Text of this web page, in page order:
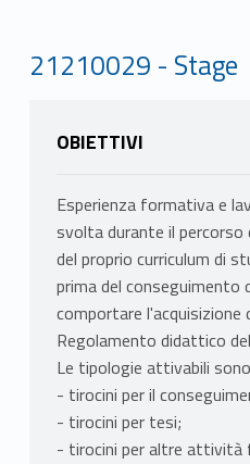
21210029 - Stage
OBIETTIVI
Esperienza formativa e
svolta durante il
del proprio curriculum di
prima del conseguimento
comportare l'acquisizione
Regolamento didattico
Le tipologie attivabili
- tirocini per il
- tirocini per tesi;
- tirocini per altre attività